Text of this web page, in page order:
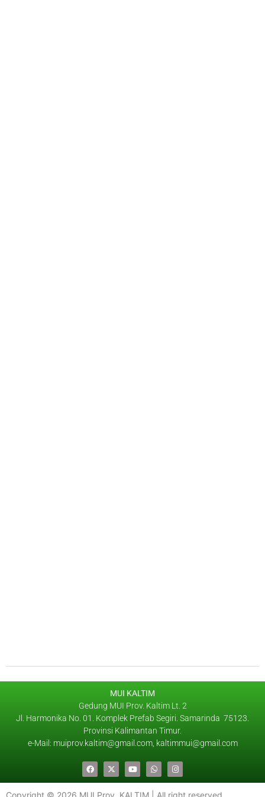
MUI KALTIM
Gedung MUI Prov. Kaltim Lt. 2
Jl. Harmonika No. 01. Komplek Prefab Segiri. Samarinda 75123.
Provinsi Kalimantan Timur.
e-Mail: muiprov.kaltim@gmail.com, kaltimmui@gmail.com